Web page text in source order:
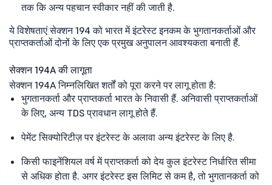
तक कि अन्य पहचान स्वीकार नहीं की जाती है.
ये विशेषताएं सेक्शन 194 को भारत में इंटरेस्ट इनकम के भुगतानकर्ताओं और
प्राप्तकर्ताओं दोनों के लिए एक प्रमुख अनुपालन आवश्यकता बनाती हैं.
सेक्शन 194A की लागूता
सेक्शन 194A निम्नलिखित शर्तों को पूरा करने पर लागू होता है:
भुगतानकर्ता और प्राप्तकर्ता भारत के निवासी हैं. अनिवासी प्राप्तकर्ताओं
के लिए, अन्य TDS प्रावधान लागू होते हैं.
पेमेंट सिक्योरिटीज़ पर इंटरेस्ट के अलावा अन्य इंटरेस्ट के लिए है.
किसी फाइनेंशियल वर्ष में प्राप्तकर्ता को देय कुल इंटरेस्ट निर्धारित सीमा
से अधिक होता है. अगर इंटरेस्ट इस लिमिट से कम है, तो भुगतानकर्ता को